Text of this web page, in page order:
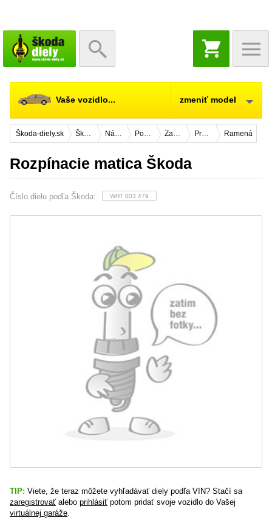
NÁKUPNÝ
KOŠÍK
Vaše vozidlo... zmeniť model
Škoda-diely.sk Škoda Enyaq Náhradné diely Podvozok Zadná náprava Pre vozidlá 4x4 Ramená
Rozpínacie matica Škoda
Číslo dielu podľa Škoda: WHT 003 479
TIP: Viete, že teraz môžete vyhľadávať diely podľa VIN? Stačí sa
zaregistrovať alebo prihlásiť potom pridať svoje vozidlo do Vašej
virtuálnej garáže